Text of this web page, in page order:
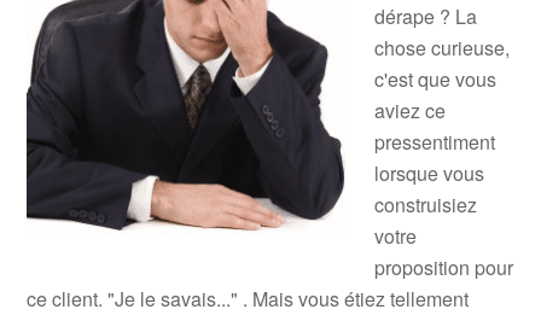
dérape ? La
chose curieuse,
c'est que vous
aviez ce
pressentiment
lorsque vous
construisiez
votre
proposition pour
ce client. "Je le savais..." . Mais vous étiez tellement